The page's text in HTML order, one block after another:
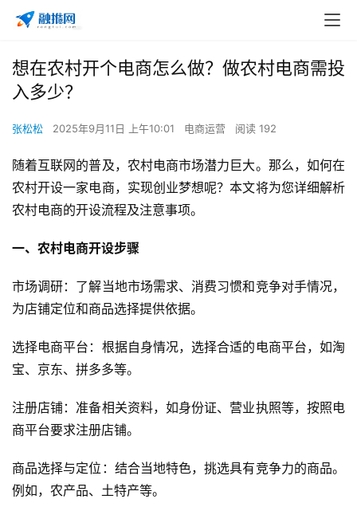
想在农村开个电商怎么做？做农村电商需投
入多少？
张松松 2025年9月11日 上午10:01 电商运营 阅读 192
随着互联网的普及，农村电商市场潜力巨大。那么，如何在
农村开设一家电商，实现创业梦想呢？本文将为您详细解析
农村电商的开设流程及注意事项。
一、农村电商开设步骤
市场调研：了解当地市场需求、消费习惯和竞争对手情况，
为店铺定位和商品选择提供依据。
选择电商平台：根据自身情况，选择合适的电商平台，如淘
宝、京东、拼多多等。
注册店铺：准备相关资料，如身份证、营业执照等，按照电
商平台要求注册店铺。
商品选择与定位：结合当地特色，挑选具有竞争力的商品。
例如，农产品、土特产等。